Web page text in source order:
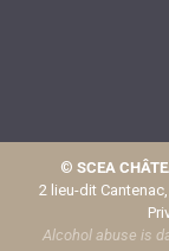
© SCEA
2 lieu-dit
Alcohol abuse is